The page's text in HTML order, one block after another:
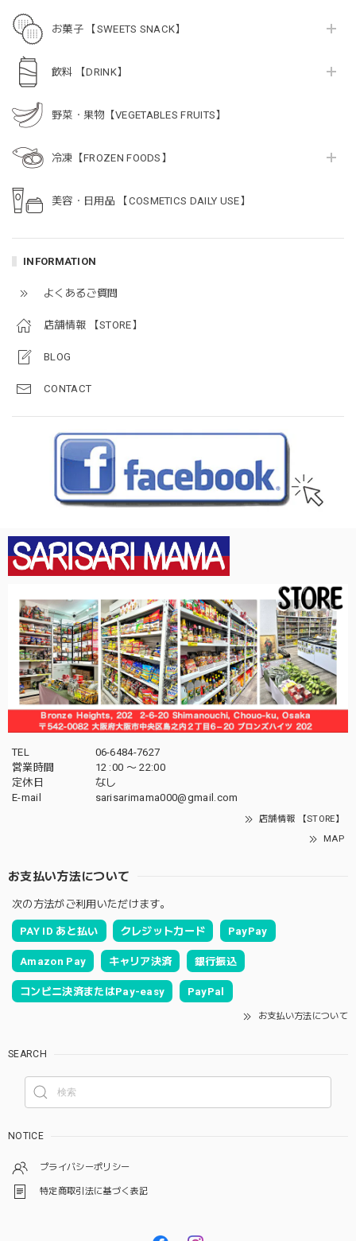
お菓子 【SWEETS SNACK】
飲料 【DRINK】
野菜・果物【VEGETABLES FRUITS】
冷凍【FROZEN FOODS】
美容・日用品 【COSMETICS DAILY USE】
INFORMATION
よくあるご質問
店舗情報 【STORE】
BLOG
CONTACT
TEL
06-6484-7627
営業時間
12 :00 〜 22:00
定休日
なし
E-mail
sarisarimama000@gmail.com
店舗情報 【STORE】
MAP
お支払い方法について
次の方法がご利用いただけます。
PAY ID あと払い クレジットカード PayPay
Amazon Pay キャリア決済 銀行振込
コンビニ決済またはPay-easy PayPal
お支払い方法について
SEARCH
NOTICE
プライバシーポリシー
特定商取引法に基づく表記